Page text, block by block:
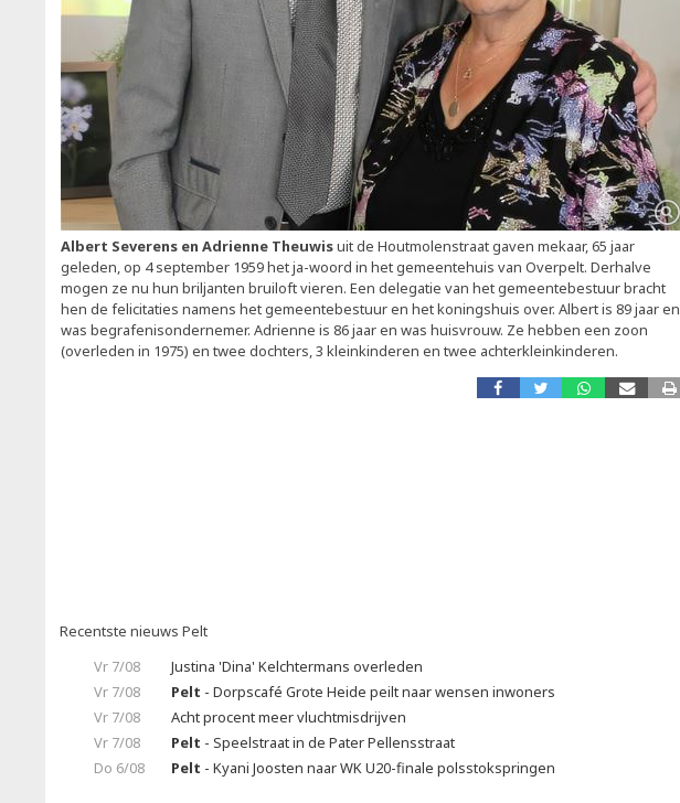
Albert Severens en Adrienne Theuwisuit de Houtmolenstraat gaven mekaar, 65 jaar
geleden, op 4 september 1959 het ja-woord in het gemeentehuis van Overpelt. Derhalve
mogen ze nu hun briljanten bruiloft vieren. Een delegatie van het gemeentebestuur bracht
hen de felicitaties namens het gemeentebestuur en het koningshuis over. Albert is 89 jaar en
was begrafenisondernemer. Adrienne is 86 jaar en was huisvrouw. Ze hebben een zoon
(overleden in 1975) en twee dochters, 3 kleinkinderen en twee achterkleinkinderen.
Recentste nieuws Pelt
Vr 7/08
Justina 'Dina' Kelchtermans overleden
Vr 7/08
Pelt - Dorpscafé Grote Heide peilt naar wensen inwoners
Vr 7/08
Acht procent meer vluchtmisdrijven
Vr 7/08
Pelt - Speelstraat in de Pater Pellensstraat
Do 6/08
Pelt - Kyani Joosten naar WK U20-finale polsstokspringen